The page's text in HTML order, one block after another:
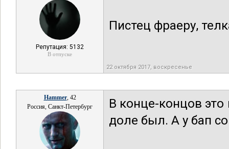
Репутация: 5132
В отпуске
Пистец фраеру,
22 октября 2017, воскресенье
Hammer, 42
Россия, Санкт-Петербург
В конце-концов это
доле был. А у бап